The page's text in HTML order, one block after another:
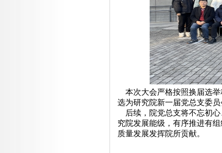
本次大会严格按照换届选举
选为研究院新一届党总支委
后续，院党总支将不忘初心
究院发展能级，有序推进有
质量发展发挥院所贡献。